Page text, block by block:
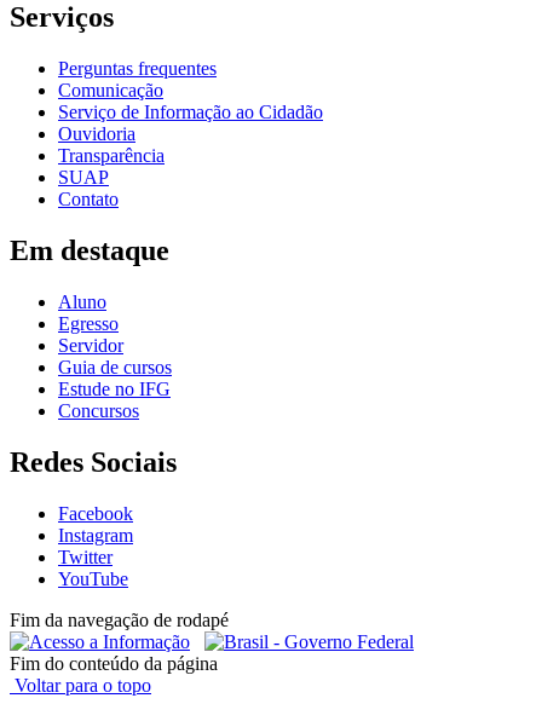
Serviços
Perguntas frequentes
Comunicação
Serviço de Informação ao Cidadão
Ouvidoria
Transparência
SUAP
Contato
Em destaque
Aluno
Egresso
Servidor
Guia de cursos
Estude no IFG
Concursos
Redes Sociais
Facebook
Instagram
Twitter
YouTube
Fim da navegação de rodapé
Fim do conteúdo da página
Voltar para o topo